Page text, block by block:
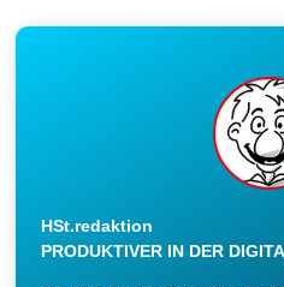
HSt.redaktion
PRODUKTIVER IN DER